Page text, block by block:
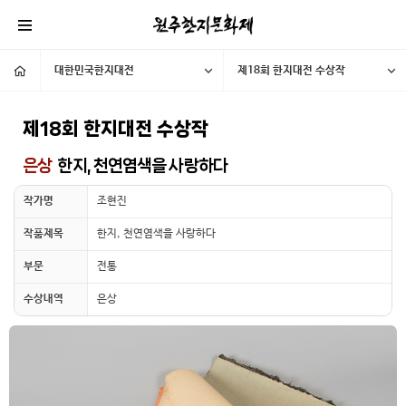
대한민국한지대전 제18회 한지대전 수상작
제18회 한지대전 수상작
은상한지, 천연염색을 사랑하다
작가명 조현진
작품제목 한지, 천연염색을 사랑하다
부문 전통
수상내역 은상